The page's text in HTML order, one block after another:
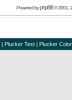
Powered byphpBB© 2001,
| Plucker Text | Plucker Color